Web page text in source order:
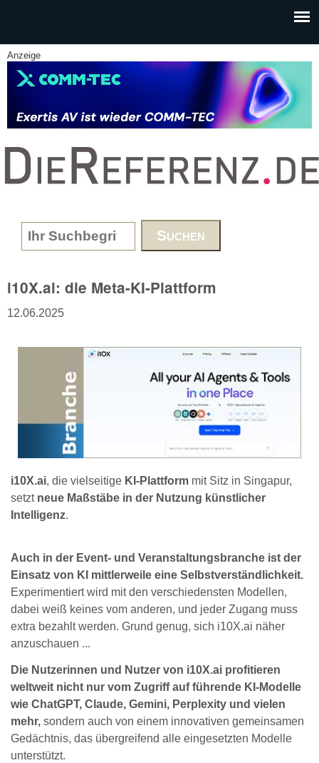
Anzeige
www.DieReferenz.de
Search form
i10X.ai: die Meta-KI-Plattform
12.06.2025
i10X.ai, die vielseitige KI-Plattform mit Sitz in Singapur,
setztneue Maßstäbe in der Nutzung künstlicher
Intelligenz.
Auch in der Event- und Veranstaltungsbranche ist der
Einsatz von KI mittlerweile eine Selbstverständlichkeit.
Experimentiert wird mit den verschiedensten Modellen,
dabei weiß keines vom anderen, und jeder Zugang muss
extra bezahlt werden. Grund genug, sich i10X.ai näher
anzuschauen ...
Die Nutzerinnen und Nutzer von i10X.ai profitieren
weltweit nicht nur vom Zugriff auf führende KI-Modelle
wie ChatGPT, Claude, Gemini, Perplexity und vielen
mehr, sondern auch von einem innovativen gemeinsamen
Gedächtnis, das übergreifend alle eingesetzten Modelle
unterstützt.